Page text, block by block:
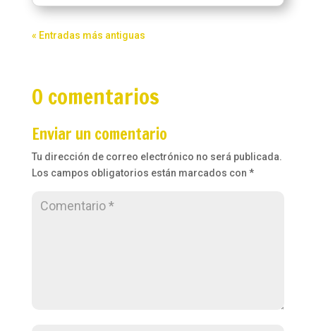
« Entradas más antiguas
0 comentarios
Enviar un comentario
Tu dirección de correo electrónico no será publicada.
Los campos obligatorios están marcados con *